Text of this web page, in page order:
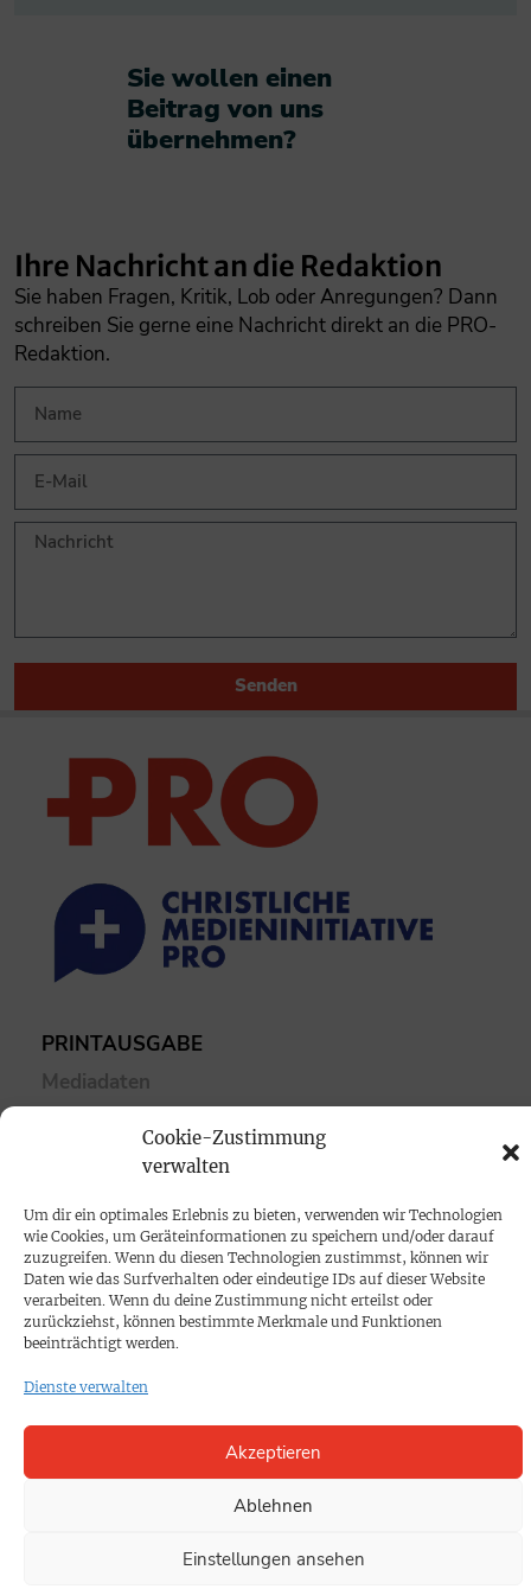
Cookie-Zustimmung
verwalten
Um dir ein optimales Erlebnis zu bieten, verwenden wir Technologien
wie Cookies, um Geräteinformationen zu speichern und/oder darauf
zuzugreifen. Wenn du diesen Technologien zustimmst, können wir
Daten wie das Surfverhalten oder eindeutige IDs auf dieser Website
verarbeiten. Wenn du deine Zustimmung nicht erteilst oder
zurückziehst, können bestimmte Merkmale und Funktionen
beeinträchtigt werden.
Dienste verwalten
Akzeptieren
Ablehnen
Einstellungen ansehen
Sie wollen einen
Beitrag von uns
übernehmen?​
Ihre Nachricht an die Redaktion
Sie haben Fragen, Kritik, Lob oder Anregungen? Dann
schreiben Sie gerne eine Nachricht direkt an die PRO-
Redaktion.
Senden
PRINTAUSGABE
Mediadaten
PROKOMPAKT
SPENDEN
Datenschutz
KONTAKT
Cookie-Richtlinie